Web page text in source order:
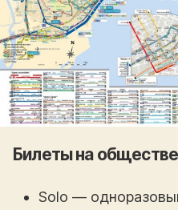
Билеты на
Solo —